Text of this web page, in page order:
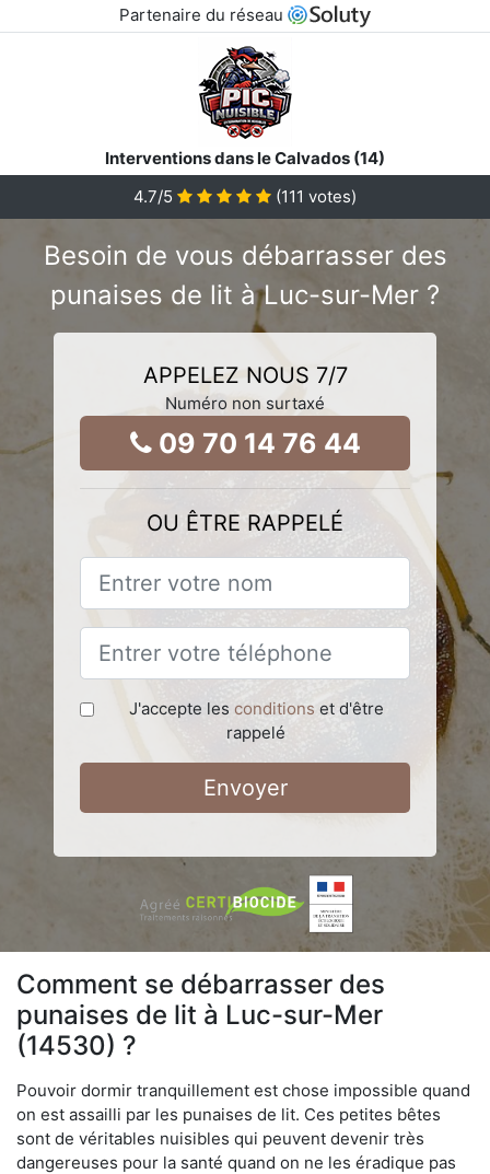
Partenaire du réseau
Interventions dans le Calvados (14)
4.7/5 (111 votes)
Besoin de vous débarrasser des
punaises de lit à Luc-sur-Mer ?
APPELEZ NOUS 7/7
Numéro non surtaxé
09 70 14 76 44
OU ÊTRE RAPPELÉ
J'accepte les conditions et d'être
rappelé
Envoyer
Comment se débarrasser des
punaises de lit à Luc-sur-Mer
(14530) ?
Pouvoir dormir tranquillement est chose impossible quand
on est assailli par les punaises de lit. Ces petites bêtes
sont de véritables nuisibles qui peuvent devenir très
dangereuses pour la santé quand on ne les éradique pas